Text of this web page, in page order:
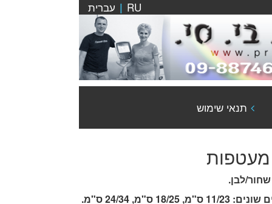
עברית | RU
תנאי שימוש
מעטפות
לבן.
ס"מ, 24/34 ס"מ.